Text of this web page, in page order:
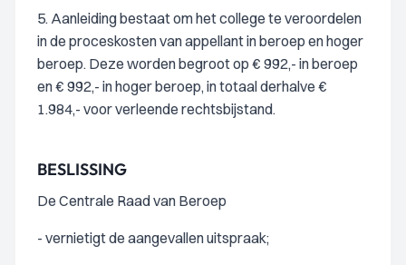
5. Aanleiding bestaat om het college te veroordelen
in de proceskosten van appellant in beroep en hoger
beroep. Deze worden begroot op € 992,- in beroep
en € 992,- in hoger beroep, in totaal derhalve €
1.984,- voor verleende rechtsbijstand.
BESLISSING
De Centrale Raad van Beroep
- vernietigt de aangevallen uitspraak;